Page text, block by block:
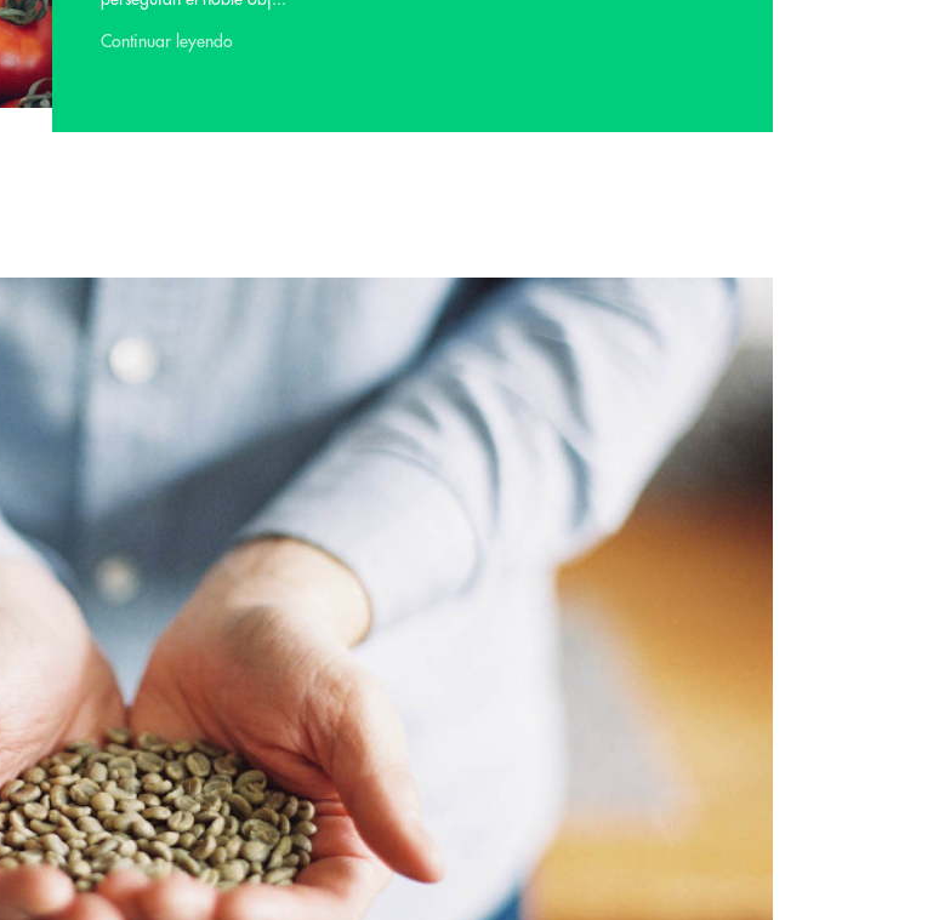
Continuar leyendo